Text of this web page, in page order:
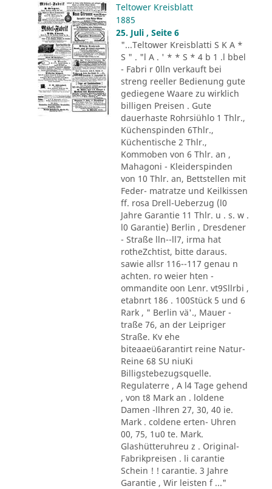
Teltower Kreisblatt
1885
25. Juli , Seite 6
"...Teltower Kreisblatti S K A *
S " . "l A . ' * * S * 4 b 1 .l bbel
- Fabri r 0lln verkauft bei
streng reeller Bedienung gute
gediegene Waare zu wirklich
billigen Preisen . Gute
dauerhaste Rohrsiühlo 1 Thlr.,
Küchenspinden 6Thlr.,
Küchentische 2 Thlr.,
Kommoben von 6 Thlr. an ,
Mahagoni - Kleiderspinden
von 10 Thlr. an, Bettstellen mit
Feder- matratze und Keilkissen
ff. rosa Drell-Ueberzug (l0
Jahre Garantie 11 Thlr. u . s. w .
l0 Garantie) Berlin , Dresdener
- Straße lln--ll7, irma hat
rotheZchtist, bitte daraus.
sawie allsr 116--117 genau n
achten. ro weier hten -
ommandite oon Lenr. vt9Sllrbi ,
etabnrt 186 . 100Stück 5 und 6
Rark , " Berlin vä'., Mauer -
traße 76, an der Leipriger
Straße. Kv ehe
biteaaeü6arantirt reine Natur-
Reine 68 SU niuKi
Billigstebezugsquelle.
Regulaterre , A l4 Tage gehend
, von t8 Mark an . loldene
Damen -llhren 27, 30, 40 ie.
Mark . coldene erten- Uhren
00, 75, 1u0 te. Mark.
Glashütteruhreu z . Original-
Fabrikpreisen . li carantie
Schein ! ! carantie. 3 Jahre
Garantie , Wir leisten f ..."